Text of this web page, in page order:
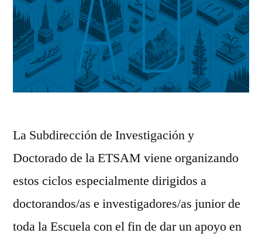
La Subdirección de Investigación y
Doctorado de la ETSAM viene organizando
estos ciclos especialmente dirigidos a
doctorandos/as e investigadores/as junior de
toda la Escuela con el fin de dar un apoyo en